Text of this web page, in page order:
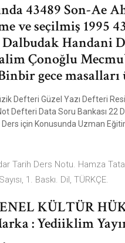
43489 Son-Ae
ve seçilmiş 1995
Dalbudak Handani
Çonoğlu
gece
Defteri Güzel Yazı Defteri
Defteri Data Soru Bankası
için Konusunda Uzman
Tarih Ders Notu. Hamza
1. Baskı. Dil, TÜRKÇE.
KÜLTÜR
: Yediiklim